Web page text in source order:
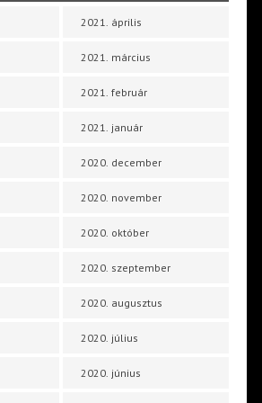
2021. április
2021. március
2021. február
2021. január
2020. december
2020. november
2020. október
2020. szeptember
2020. augusztus
2020. július
2020. június